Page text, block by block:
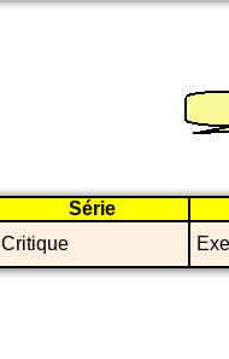
Série
Critique